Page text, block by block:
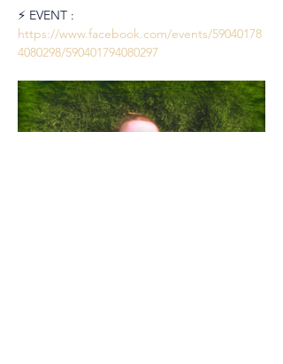
⚡ EVENT :
https://www.facebook.com/events/59040178
4080298/590401794080297